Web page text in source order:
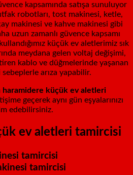
kapsamında satışa sunuluyor
robotları, tost makinesi, ketle,
makinesi ve kahve makinesi gibi
uzun zamanlı güvence kapsamı
küçük ev aletlerimiz sık
meydana gelen voltaj değişimi,
kablo ve düğmelerinde yaşanan
arıza yapabilir.
haramidere küçük ev aletleri
geçerek aynı gün eşyalarınızı
edebilirsiniz.
ev aletleri tamircisi
tamircisi